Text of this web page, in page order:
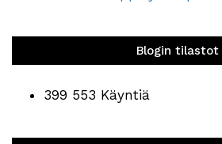
Blogin tilastot
399 553 Käyntiä